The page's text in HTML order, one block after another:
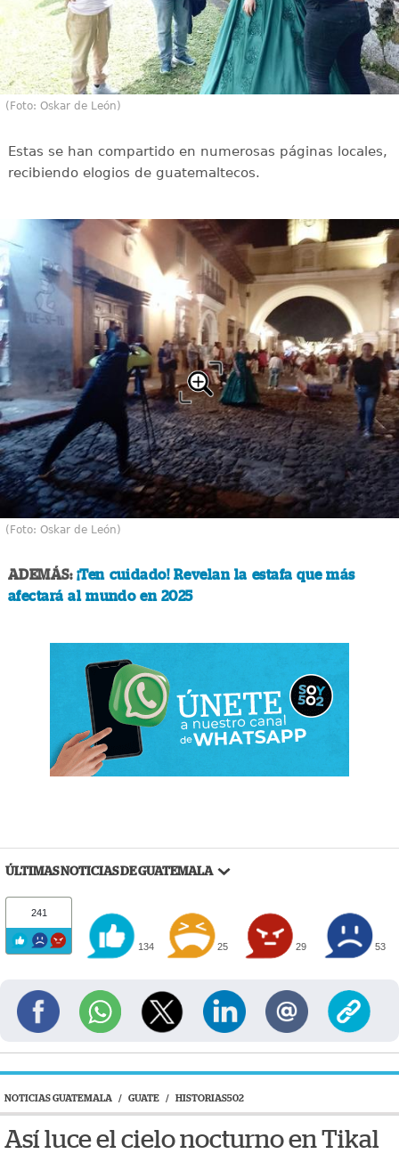
(Foto: Oskar de León)
Estas se han compartido en numerosas páginas locales,
recibiendo elogios de guatemaltecos.
(Foto: Oskar de León)
ADEMÁS: ¡Ten cuidado! Revelan la estafa que más
afectará al mundo en 2025
ÚLTIMAS NOTICIAS DE GUATEMALA
241
134 25 29 53
NOTICIAS GUATEMALA / GUATE / HISTORIAS502
Así luce el cielo nocturno en Tikal